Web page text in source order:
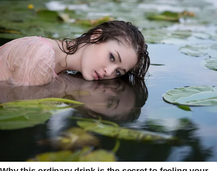
perda. Muitos destacaram a força demonstrada
por Fábio ao compartilhar sentimentos tão
pessoais com o público e ressaltaram a
importância de homenagear aqueles que
marcaram profundamente a vida de seus
familiares. As manifestações de carinho se
multiplicaram rapidamente, demonstrando o
respeito conquistado pelo ator ao longo de sua
Mesmo diante da dor da despedida, Fábio